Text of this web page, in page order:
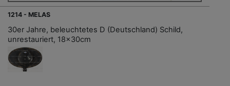
1214 - MELAS
30er Jahre, beleuchtetes D (Deutschland) Schild,
unrestauriert, 18x30cm